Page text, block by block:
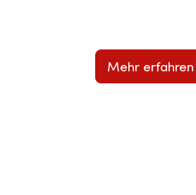
Mehr erfahren